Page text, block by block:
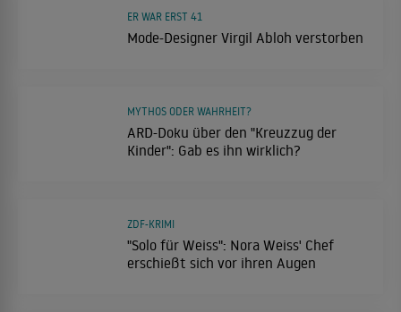
Mode-Designer Virgil Abloh verstorben
ER WAR ERST 41
ARD-Doku über den "Kreuzzug der
Kinder": Gab es ihn wirklich?
MYTHOS ODER WAHRHEIT?
"Solo für Weiss": Nora Weiss' Chef
erschießt sich vor ihren Augen
ZDF-KRIMI